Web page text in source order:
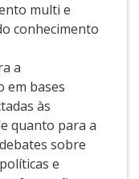
multi e
conhecimento
a
em bases
às
quanto para a
sobre
e